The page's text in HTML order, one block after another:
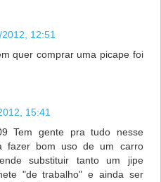
12:51
quer comprar uma picape foi
15:41
Tem gente pra tudo nesse
fazer bom uso de um carro
substituir tanto um jipe
"de trabalho" e ainda ser